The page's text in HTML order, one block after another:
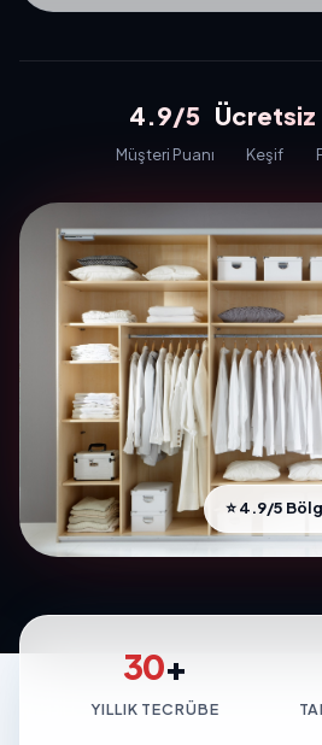
4.9/5
Müşteri Puanı
Ücretsiz
Keşif
⭐ 4.9/5
30+
YILLIK TECRÜBE